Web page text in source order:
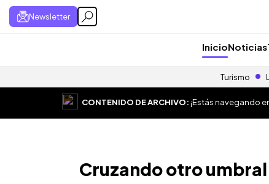
Newsletter
InicioNoticias
Turismo
CONTENIDO DE ARCHIVO:¡Estás navegando
Cruzando otro